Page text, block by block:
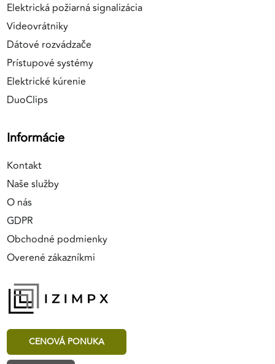
Elektrická požiarná signalizácia
Videovrátniky
Dátové rozvádzače
Prístupové systémy
Elektrické kúrenie
DuoClips
Informácie
Kontakt
Naše služby
O nás
GDPR
Obchodné podmienky
Overené zákazníkmi
CENOVÁ PONUKA